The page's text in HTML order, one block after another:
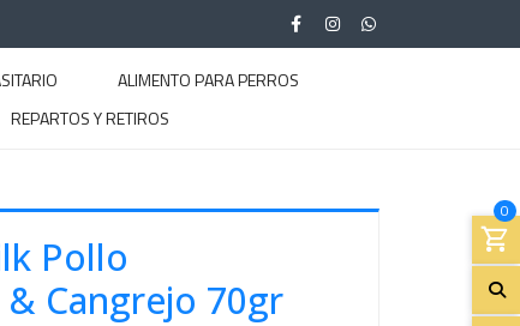
ALIMENTO PARA PERROS
REPARTOS Y RETIROS
0
Pollo
Cangrejo 70gr